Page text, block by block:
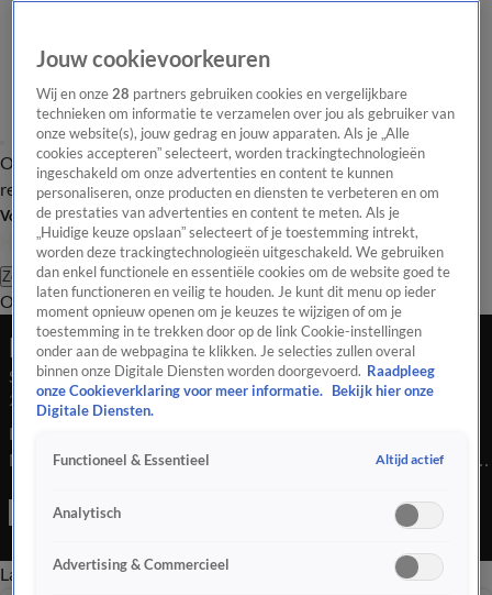
Overzicht Laatste nieuws Regionieuws Het beste van Hart
Tip de
redactie
Volg Hart van Nederland
Zoeken
OverzichtRegioUitzendingenWeerTip de redactiePanelVideo's
Late Editie
Seizoen 2026, aflevering 54
23 feb, 22:44
Het wintersportseizoen is in volle gang, maar steeds meer
Nederlanders maken brokken op de latten. Het kabinet Jetten
lang duren; ze gaan er zelf maar aan de slag met het
Winterspelen net na aankomst op Schiphol, hoe kijken ze terug
Late EditieOchtend EditieVroege Editie
Jouw cookievoorkeuren
Wij en onze28 partners gebruiken cookies en vergelijkbare
technieken om informatie te verzamelen over jou als gebruiker van
onze website(s), jouw gedrag en jouw apparaten. Als je „Alle
cookies accepteren” selecteert, worden trackingtechnologieën
ingeschakeld om onze advertenties en content te kunnen
personaliseren, onze producten en diensten te verbeteren en om
de prestaties van advertenties en content te meten. Als je
„Huidige keuze opslaan” selecteert of je toestemming intrekt,
worden deze trackingtechnologieën uitgeschakeld. We gebruiken
dan enkel functionele en essentiële cookies om de website goed te
laten functioneren en veilig te houden. Je kunt dit menu op ieder
moment opnieuw openen om je keuzes te wijzigen of om je
toestemming in te trekken door op de link Cookie-instellingen
onder aan de webpagina te klikken. Je selecties zullen overal
binnen onze Digitale Diensten worden doorgevoerd. Raadpleeg
onze Cookieverklaring voor meer informatie.
Bekijk hier onze
Digitale Diensten.
Functioneel & Essentieel Altijd actief
Analytisch
Advertising & Commercieel